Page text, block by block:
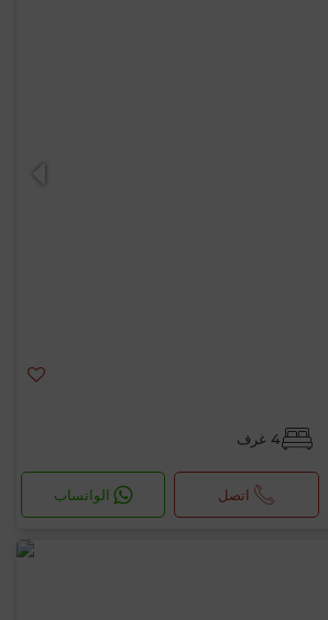
4 غرف
اتصل الواتساب